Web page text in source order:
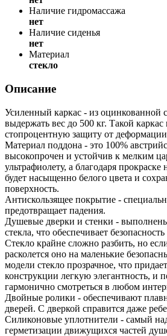
Наличие гидромассажа
нет
Наличие сиденья
нет
Материал
стекло
Описание
Усиленный каркас - из оцинкованной
выдержать вес до 500 кг. Такой каркас
стопроцентную защиту от
Материал поддона - это 100%
высокопрочен и устойчив к мелким
ультрафиолету, а благодаря прокраске
будет насыщенно белого цвета и
поверхность.
Антискользящее покрытие -
предотвращает падения.
Душевые дверки и стенки -
стекла, что обеспечивает
Стекло крайне сложно разбить, но
расколется оно на маленькие
модели стекло прозрачное, что
конструкции легкую элегантность, и
гармонично смотреться в любом
Двойные ролики - обеспечивают
дверей. С дверкой справится даже
Силиконовые уплотнители - самый
герметизации движущихся частей